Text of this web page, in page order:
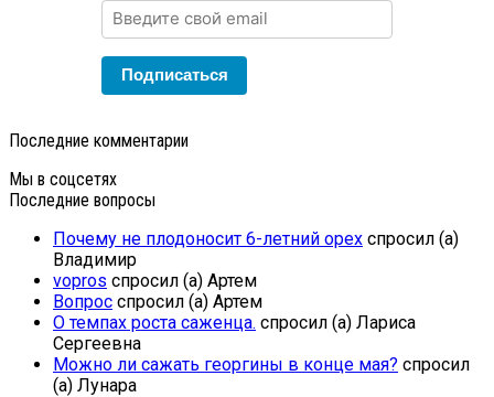
Подписаться
Последние комментарии
Мы в соцсетях
Последние вопросы
Почему не плодоносит 6-летний орех спросил (а)
Владимир
vopros спросил (а) Артем
Вопрос спросил (а) Артем
О темпах роста саженца. спросил (а) Лариса
Сергеевна
Можно ли сажать георгины в конце мая? спросил
(а) Лунара